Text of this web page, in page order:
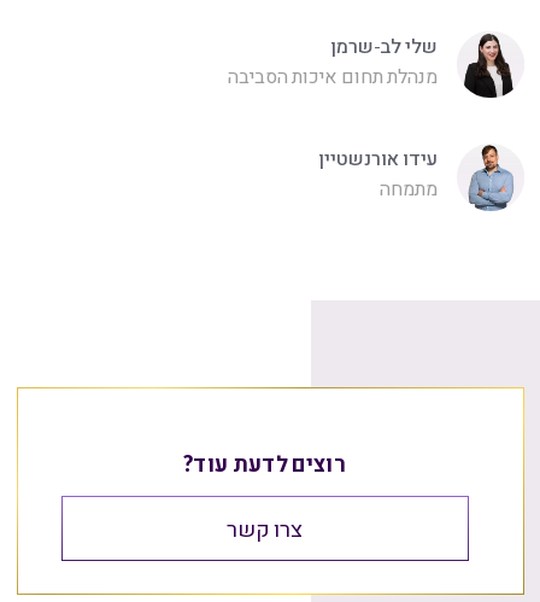
שלי לב-שרמן
מנהלת תחום איכות הסביבה
עידו אורנשטיין
מתמחה
רוצים לדעת עוד?
צרו קשר